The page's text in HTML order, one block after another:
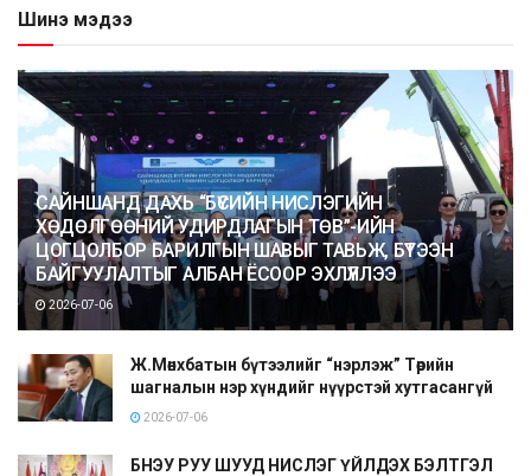
Шинэ мэдээ
САЙНШАНД ДАХЬ “БҮСИЙН НИСЛЭГИЙН
ХӨДӨЛГӨӨНИЙ УДИРДЛАГЫН ТӨВ”-ИЙН
ЦОГЦОЛБОР БАРИЛГЫН ШАВЫГ ТАВЬЖ, БҮТЭЭН
БАЙГУУЛАЛТЫГ АЛБАН ЁСООР ЭХЛҮҮЛЛЭЭ
2026-07-06
Ж.Мөнхбатын бүтээлийг “нэрлэж” Төрийн
шагналын нэр хүндийг нүүрстэй хутгасангүй
2026-07-06
БНЭУ РУУ ШУУД НИСЛЭГ ҮЙЛДЭХ БЭЛТГЭЛ